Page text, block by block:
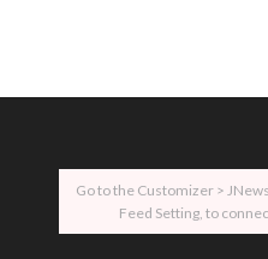
Go to the Customizer >
Feed Setting, to